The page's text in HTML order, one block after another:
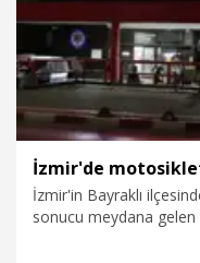
İzmir'in Bayraklı
sonucu meydana gelen